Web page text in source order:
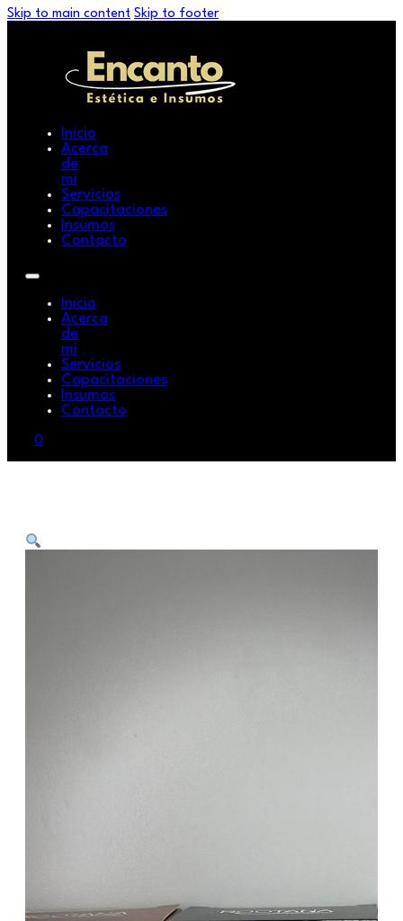
Skip to main content Skip to footer
Inicio
Acerca
de
mi
Servicios
Capacitaciones
Insumos
Contacto
Inicio
Acerca
de
mi
Servicios
Capacitaciones
Insumos
Contacto
0